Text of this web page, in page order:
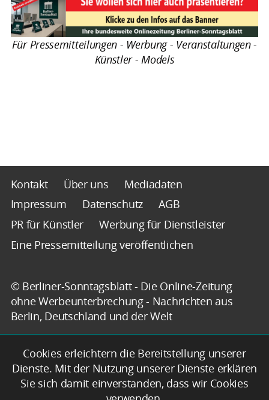
Für Pressemitteilungen - Werbung - Veranstaltungen -
Künstler - Models
Kontakt Über uns
Mediadaten
Impressum
Datenschutz
AGB
PR für Künstler
Werbung für Dienstleister
Eine Pressemitteilung veröffentlichen
© Berliner-Sonntagsblatt - Die Online-Zeitung
ohne Werbeunterbrechung - Nachrichten aus
Berlin, Deutschland und der Welt
Cookies erleichtern die Bereitstellung unserer
Dienste. Mit der Nutzung unserer Dienste erklären
Sie sich damit einverstanden, dass wir Cookies